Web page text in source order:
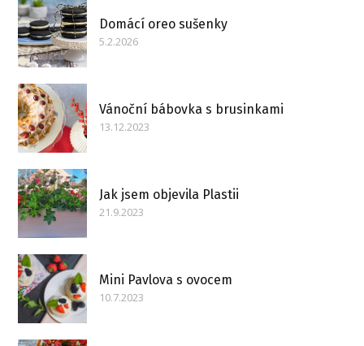
Domácí oreo sušenky
5.2.2026
Vánoční bábovka s brusinkami
13.12.2023
Jak jsem objevila Plastii
21.9.2023
Mini Pavlova s ovocem
10.7.2023